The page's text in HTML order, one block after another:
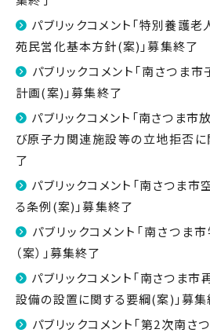
パブリックコメント「特別養護
苑民営化基本方針(案)」募集終了
パブリックコメント「南さつま
計画(案)」募集終了
パブリックコメント「南さつま
び原子力関連施設等の立地拒否
了
パブリックコメント「南さつま
る条例(案)」募集終了
パブリックコメント「南さつま
（案）」募集終了
パブリックコメント「南さつま
設備の設置に関する要綱(案)」募集
パブリックコメント「第2次南